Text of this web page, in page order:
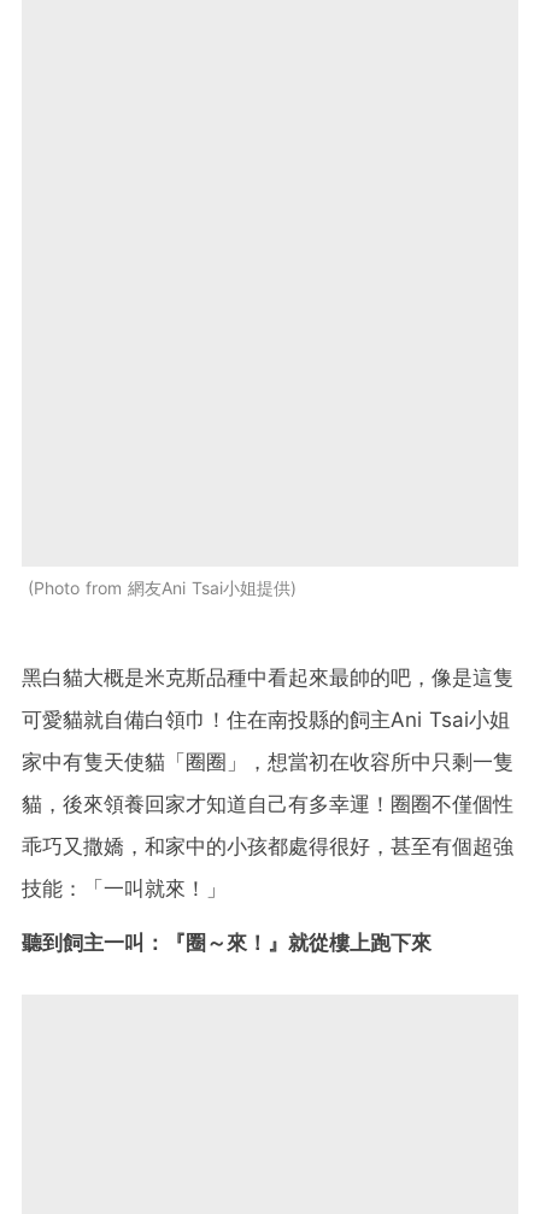
Photo from 網友Ani Tsai小姐提供
黑白貓大概是米克斯品種中看起來最帥的吧，像是這隻
可愛貓就自備白領巾！住在南投縣的飼主Ani Tsai小姐
家中有隻天使貓「圈圈」，想當初在收容所中只剩一隻
貓，後來領養回家才知道自己有多幸運！圈圈不僅個性
乖巧又撒嬌，和家中的小孩都處得很好，甚至有個超強
技能：「一叫就來！」
聽到飼主一叫：『圈～來！』就從樓上跑下來